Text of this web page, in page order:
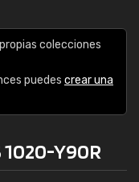
colecciones
puedes crear una
1020-Y90R